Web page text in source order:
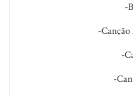
-
-Canção
-
-